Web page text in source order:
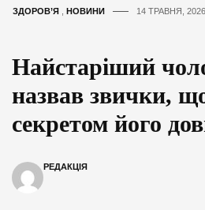
ЗДОРОВ’Я НОВИНИ 14 ТРАВНЯ, 2026
Найстаріший
назвав звички,
секретом його
РЕДАКЦІЯ